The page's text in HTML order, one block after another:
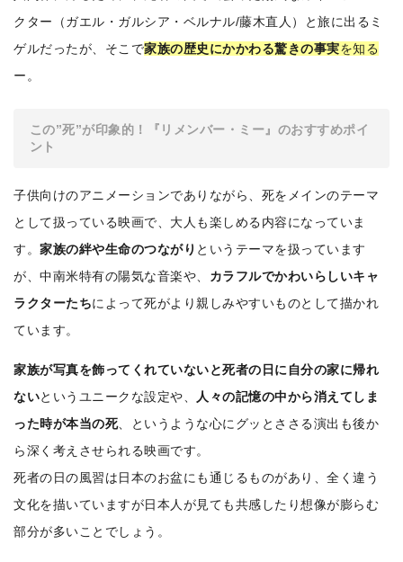
クター（ガエル・ガルシア・ベルナル/藤木直人）と旅に出るミ
ゲルだったが、そこで家族の歴史にかかわる驚きの事実を知る
ー。
この”死”が印象的！『リメンバー・ミー』のおすすめポイ
ント
子供向けのアニメーションでありながら、死をメインのテーマ
として扱っている映画で、大人も楽しめる内容になっていま
す。家族の絆や生命のつながり というテーマを扱っています
が、中南米特有の陽気な音楽や、 カラフルでかわいらしいキャ
ラクターたちによって死がより親しみやすいものとして描かれ
ています。
家族が写真を飾ってくれていないと死者の日に自分の家に帰れ
ないというユニークな設定や、
人々の記憶の中から消えてしま
った時が本当の死、というような心にグッとささる演出も後か
ら深く考えさせられる映画です。
死者の日の風習は日本のお盆にも通じるものがあり、全く違う
文化を描いていますが日本人が見ても共感したり想像が膨らむ
部分が多いことでしょう。